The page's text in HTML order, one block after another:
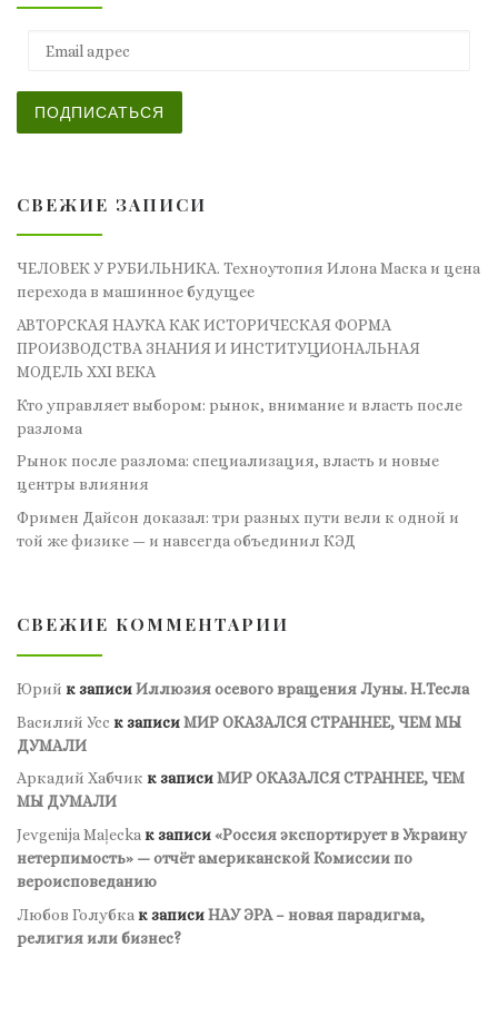
ПОДПИСАТЬСЯ
СВЕЖИЕ ЗАПИСИ
ЧЕЛОВЕК У РУБИЛЬНИКА. Техноутопия Илона Маска и цена
перехода в машинное будущее
АВТОРСКАЯ НАУКА КАК ИСТОРИЧЕСКАЯ ФОРМА
ПРОИЗВОДСТВА ЗНАНИЯ И ИНСТИТУЦИОНАЛЬНАЯ
МОДЕЛЬ XXI ВЕКА
Кто управляет выбором: рынок, внимание и власть после
разлома
Рынок после разлома: специализация, власть и новые
центры влияния
Фримен Дайсон доказал: три разных пути вели к одной и
той же физике — и навсегда объединил КЭД
СВЕЖИЕ КОММЕНТАРИИ
Юрий к записиИллюзия осевого вращения Луны. Н.Тесла
Василий Усс к записиМИР ОКАЗАЛСЯ СТРАННЕЕ, ЧЕМ МЫ
ДУМАЛИ
Аркадий Хабчик к записиМИР ОКАЗАЛСЯ СТРАННЕЕ, ЧЕМ
МЫ ДУМАЛИ
Jevgenija Maļecka к записи«Россия экспортирует в Украину
нетерпимость» — отчёт американской Комиссии по
вероисповеданию
Любов Голубка к записиНАУ ЭРА – новая парадигма,
религия или бизнес?